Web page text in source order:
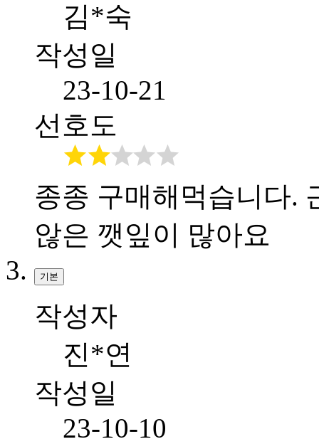
김*숙
작성일
23-10-21
선호도
종종 구매해먹습니다.
않은 깻잎이 많아요
기본
작성자
진*연
작성일
23-10-10